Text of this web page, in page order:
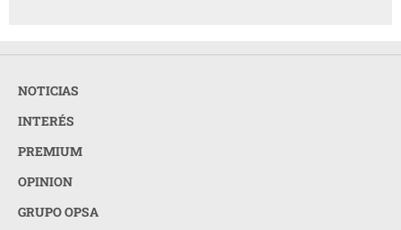
NOTICIAS
INTERÉS
PREMIUM
OPINION
GRUPO OPSA